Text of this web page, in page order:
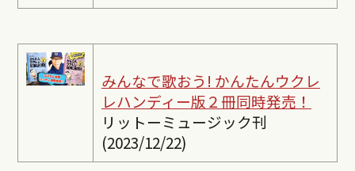
みんなで歌おう! かんたんウクレ
レハンディー版２冊同時発売！
リットーミュージック刊
(2023/12/22)